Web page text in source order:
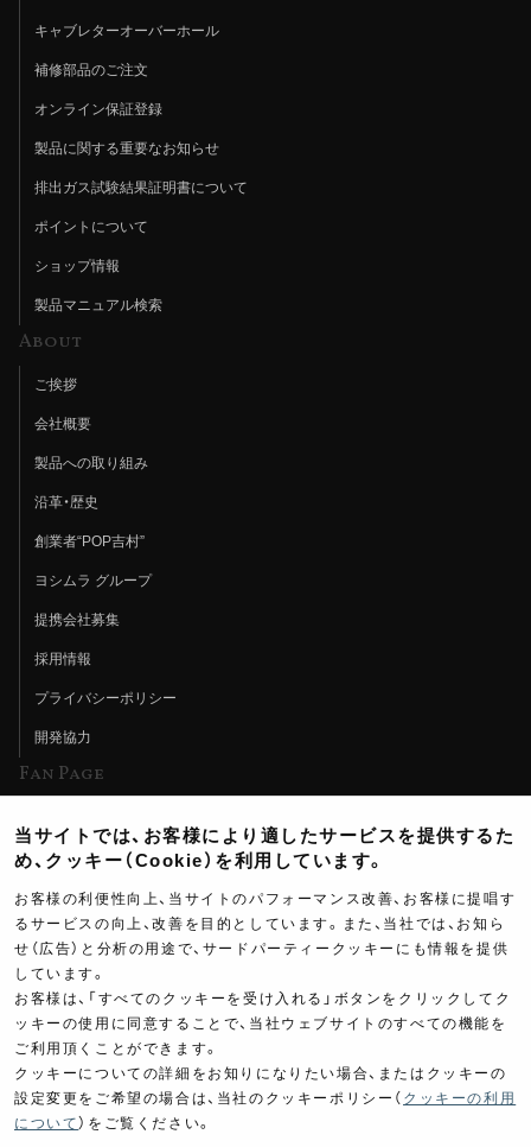
キャブレターオーバーホール
補修部品のご注文
オンライン保証登録
製品に関する重要なお知らせ
排出ガス試験結果証明書について
ポイントについて
ショップ情報
製品マニュアル検索
About
ご挨拶
会社概要
製品への取り組み
沿革・歴史
創業者“POP吉村”
ヨシムラ グループ
提携会社募集
採用情報
プライバシーポリシー
開発協力
Fan Page
ヨシムラTV
イベント情報
イベントスケジュール
ツーリングブレイクタイム
製品ポスター
当サイトでは、お客様により適したサービスを提供するた
め、クッキー（Cookie）を利用しています。
お客様の利便性向上、当サイトのパフォーマンス改善、お客様に提唱す
るサービスの向上、改善を目的としています。また、当社では、お知ら
せ（広告）と分析の用途で、サードパーティークッキーにも情報を提供
しています。
お客様は、「すべてのクッキーを受け入れる」ボタンをクリックしてク
ッキーの使用に同意することで、当社ウェブサイトのすべての機能を
ご利用頂くことができます。
クッキーについての詳細をお知りになりたい場合、またはクッキーの
設定変更をご希望の場合は、当社のクッキーポリシー（ クッキーの利用
について ）をご覧ください。